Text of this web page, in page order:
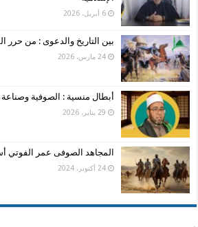
6 أبريل، 2026
بين التاريخ والدعوى : من حرر
24 مارس، 2026
أبطال منسية : الصوفية وصناعة
29 يناير، 2026
المجاهد الصوفى عمر الفوتي
24 أكتوبر، 2024